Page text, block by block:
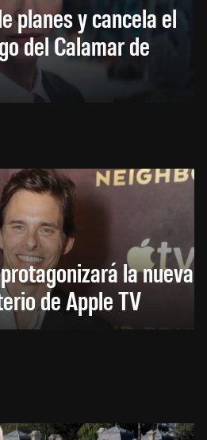
planes y cancela el
del Calamar de
la nueva
de Apple TV